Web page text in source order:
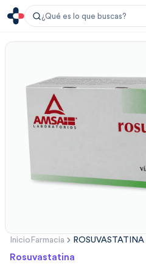
¿Qué es lo que buscas?
Inicio Farmacia ROSUVASTATINA
Rosuvastatina